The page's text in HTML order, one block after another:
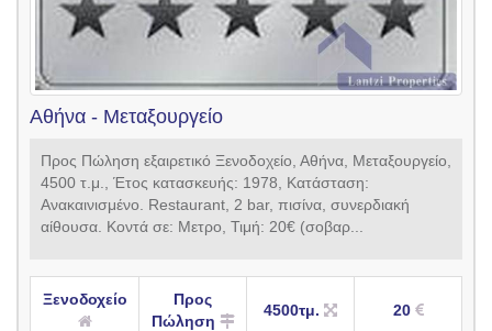
Αθήνα - Μεταξουργείο
Προς Πώληση εξαιρετικό Ξενοδοχείο, Αθήνα, Μεταξουργείο,
4500 τ.μ., Έτος κατασκευής: 1978, Κατάσταση:
Ανακαινισμένο. Restaurant, 2 bar, πισίνα, συνερδιακή
αίθουσα. Κοντά σε: Μετρο, Τιμή: 20€ (σοβαρ...
Ξενοδοχείο
Προς
Πώληση
4500τμ. 20